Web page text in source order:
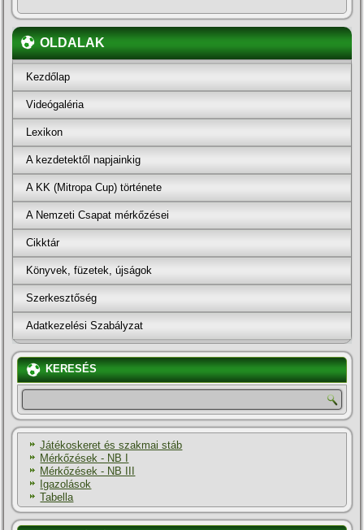
OLDALAK
Kezdőlap
Videógaléria
Lexikon
A kezdetektől napjainkig
A KK (Mitropa Cup) története
A Nemzeti Csapat mérkőzései
Cikktár
Könyvek, füzetek, újságok
Szerkesztőség
Adatkezelési Szabályzat
KERESÉS
Játékoskeret és szakmai stáb
Mérkőzések - NB I
Mérkőzések - NB III
Igazolások
Tabella